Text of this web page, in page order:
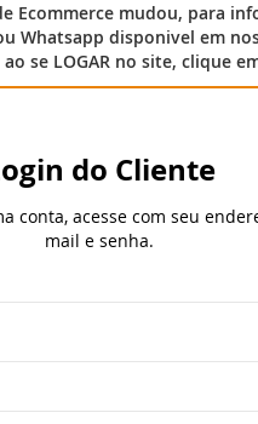
Ecommerce mudou, para
Whatsapp disponivel em
se LOGAR no site, clique
do Cliente
conta, acesse com seu
mail e senha.